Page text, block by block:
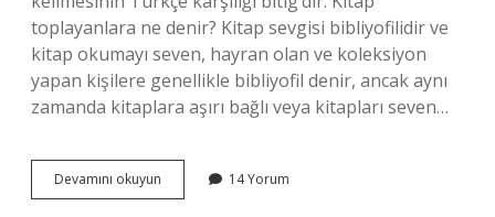
toplayanlara ne denir? Kitap sevgisi bibliyofilidir ve
kitap okumayı seven, hayran olan ve koleksiyon
yapan kişilere genellikle bibliyofil denir, ancak aynı
zamanda kitaplara aşırı bağlı veya kitapları seven…
Devamını okuyun
Kitapçılar
14 Yorum